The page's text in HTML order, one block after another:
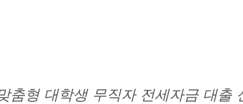
춤형 대학생 무직자 전세자금 대출